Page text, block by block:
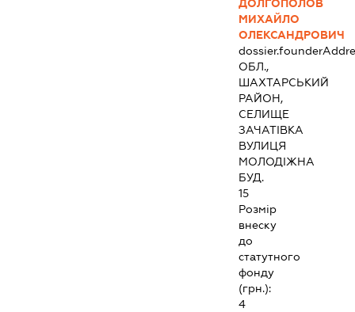
ДОЛГОПОЛОВ
МИХАЙЛО
ОЛЕКСАНДРОВИЧ
ОБЛ.,
ШАХТАРСЬКИЙ
РАЙОН,
СЕЛИЩЕ
ЗАЧАТІВКА
ВУЛИЦЯ
МОЛОДІЖНА
БУД.
15
Розмір
внеску
до
статутного
фонду
(грн.):
4